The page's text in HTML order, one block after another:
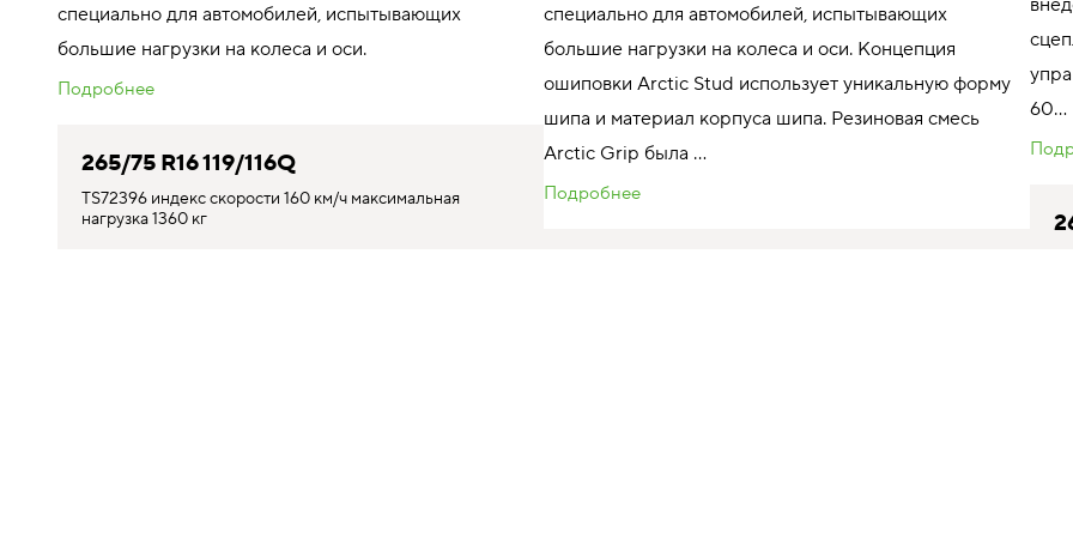
специально для автомобилей, испытывающих
большие нагрузки на колеса и оси.
Подробнее
265/75 R16 119/116Q
TS72396 индекс скорости 160 км/ч максимальная
нагрузка 1360 кг
специально для автомобилей, испытывающих
большие нагрузки на колеса и оси. Концепция
ошиповки Arctic Stud использует уникальную форму
шипа и материал корпуса шипа. Резиновая смесь
Arctic Grip была ...
Подробнее
60...
Мы используем файлы cookie, чтобы наш сайт работал наилучшим образом. Используя этот веб-сайт, вы соглашаетесь
с использованием файлов cookie.